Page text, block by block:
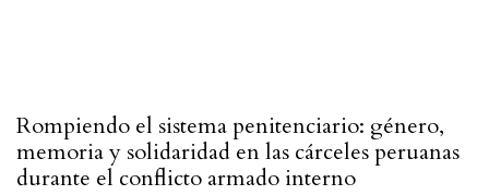
Rompiendo el sistema penitenciario: género,
memoria y solidaridad en las cárceles peruanas
durante el conflicto armado interno